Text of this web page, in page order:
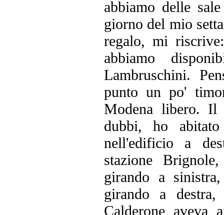
abbiamo delle
giorno del mio
regalo, mi
abbiamo
Lambruschini.
punto un po'
Modena libero. Il
dubbi, ho
nell'edificio a
stazione
girando a
girando a
Calderone aveva